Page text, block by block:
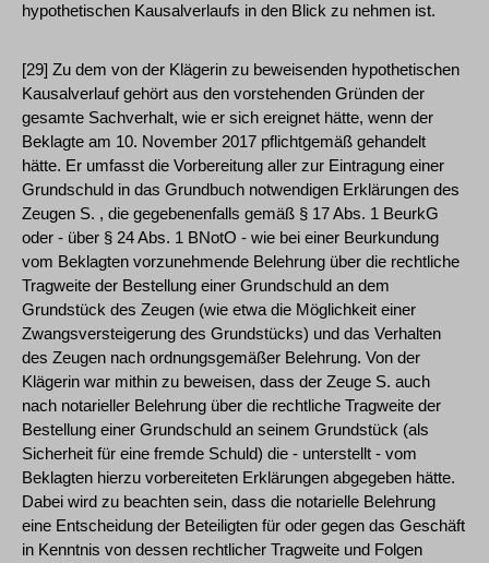
hypothetischen Kausalverlaufs in den Blick zu nehmen ist.
[29] Zu dem von der Klägerin zu beweisenden hypothetischen
Kausalverlauf gehört aus den vorstehenden Gründen der
gesamte Sachverhalt, wie er sich ereignet hätte, wenn der
Beklagte am 10. November 2017 pflichtgemäß gehandelt
hätte. Er umfasst die Vorbereitung aller zur Eintragung einer
Grundschuld in das Grundbuch notwendigen Erklärungen des
Zeugen S. , die gegebenenfalls gemäß § 17 Abs. 1 BeurkG
oder - über § 24 Abs. 1 BNotO - wie bei einer Beurkundung
vom Beklagten vorzunehmende Belehrung über die rechtliche
Tragweite der Bestellung einer Grundschuld an dem
Grundstück des Zeugen (wie etwa die Möglichkeit einer
Zwangsversteigerung des Grundstücks) und das Verhalten
des Zeugen nach ordnungsgemäßer Belehrung. Von der
Klägerin war mithin zu beweisen, dass der Zeuge S. auch
nach notarieller Belehrung über die rechtliche Tragweite der
Bestellung einer Grundschuld an seinem Grundstück (als
Sicherheit für eine fremde Schuld) die - unterstellt - vom
Beklagten hierzu vorbereiteten Erklärungen abgegeben hätte.
Dabei wird zu beachten sein, dass die notarielle Belehrung
eine Entscheidung der Beteiligten für oder gegen das Geschäft
in Kenntnis von dessen rechtlicher Tragweite und Folgen